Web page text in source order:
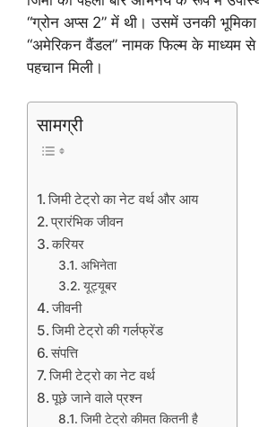
“ग्रोन अप्स 2” में थी। उसमें उनकी भूमिका
“अमेरिकन वैंडल” नामक फिल्म के माध्यम
पहचान मिली।
सामग्री
जिमी टेट्रो का नेट वर्थ और आय
प्रारंभिक जीवन
करियर
अभिनेता
यूट्यूबर
जीवनी
जिमी टेट्रो की गर्लफ्रेंड
संपत्ति
जिमी टेट्रो का नेट वर्थ
पूछे जाने वाले प्रश्न
जिमी टेट्रो कीमत कितनी है